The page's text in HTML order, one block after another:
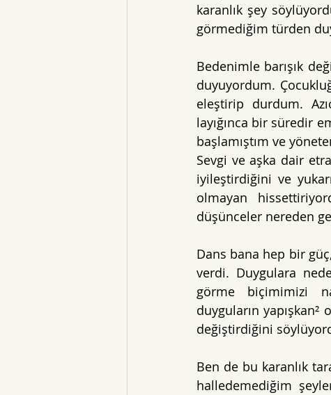
karanlık şey
görmediğim türden
Bedenimle barışık
duyuyordum.
eleştirip durdum.
layığınca bir süredir
başlamıştım ve
Sevgi ve aşka dair
iyileştirdiğini ve
olmayan
düşünceler nereden
Dans bana hep bir
verdi. Duygulara
görme biçimimizi
duyguların
değiştirdiğini
Ben de bu karanlık
halledemediğim